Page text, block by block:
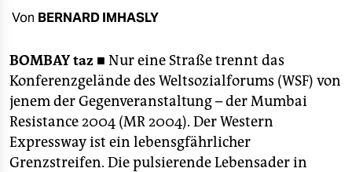
berlin
nord
wahrheit
verlag
verlag
Von BERNARD IMHASLY
BOMBAYtaz ■ Nur eine Straße trennt das
Konferenzgelände des Weltsozialforums (WSF) von
jenem der Gegenveranstaltung – der Mumbai
Resistance 2004 (MR 2004). Der Western
Expressway ist ein lebensgfährlicher
Grenzstreifen. Die pulsierende Lebensader in